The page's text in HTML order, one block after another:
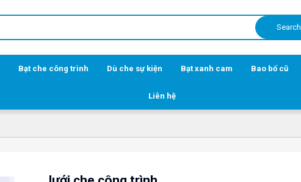
Search
Bạt che công trình Dù che sự kiện Bạt xanh cam Bao bố cũ
Liên hệ